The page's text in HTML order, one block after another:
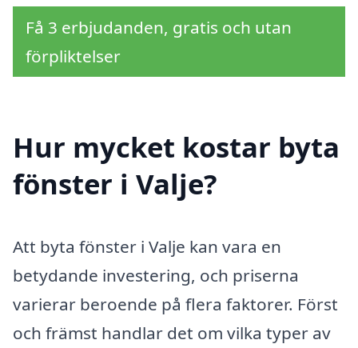
Få 3 erbjudanden, gratis och utan
förpliktelser
Hur mycket kostar byta
fönster i Valje?
Att byta fönster i Valje kan vara en
betydande investering, och priserna
varierar beroende på flera faktorer. Först
och främst handlar det om vilka typer av